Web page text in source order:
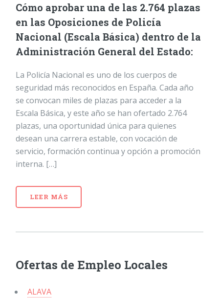
Cómo aprobar una de las 2.764 plazas
en las Oposiciones de Policía
Nacional (Escala Básica) dentro de la
Administración General del Estado:
La Policía Nacional es uno de los cuerpos de
seguridad más reconocidos en España. Cada año
se convocan miles de plazas para acceder a la
Escala Básica, y este año se han ofertado 2.764
plazas, una oportunidad única para quienes
desean una carrera estable, con vocación de
servicio, formación continua y opción a promoción
interna. […]
LEER MÁS
Ofertas de Empleo Locales
ALAVA